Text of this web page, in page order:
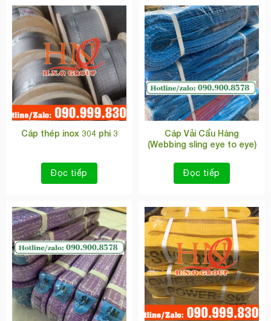
Cáp thép inox 304 phi 3
Đọc tiếp
Cáp Vải Cẩu Hàng
(Webbing sling eye to eye)
Đọc tiếp